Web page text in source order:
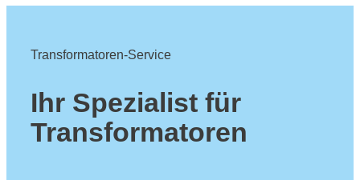
Transformatoren-Service
Ihr Spezialist für
Transformatoren